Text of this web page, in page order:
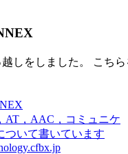
しをしました。 こち
AT，AAC，コミュニケ
ついて書いています